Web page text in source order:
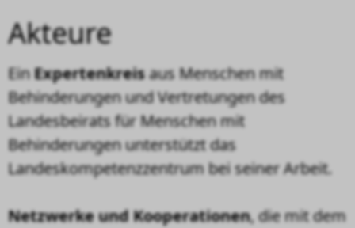
Akteure
EinExpertenkreisaus Menschen mit
Behinderungen und Vertretungen des
Landesbeirats für Menschen mit
Behinderungen unterstützt das
Landeskompetenzzentrum bei seiner Arbeit.
Netzwerke und Kooperationen, die mit dem